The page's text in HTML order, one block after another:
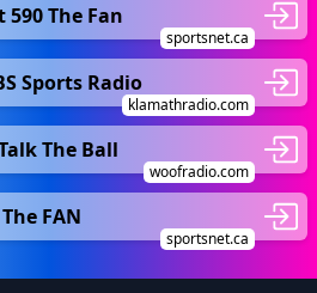
590 The Fan
sportsnet.ca
Sports Radio
klamathradio.com
The Ball
woofradio.com
FAN
sportsnet.ca